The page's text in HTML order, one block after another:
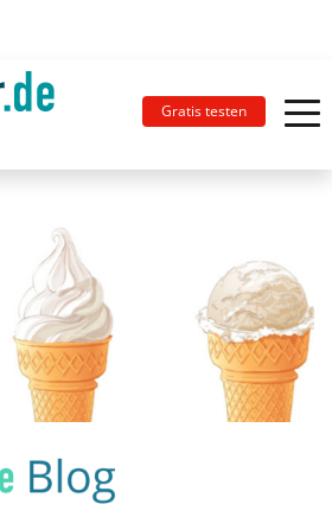
Gratis testen